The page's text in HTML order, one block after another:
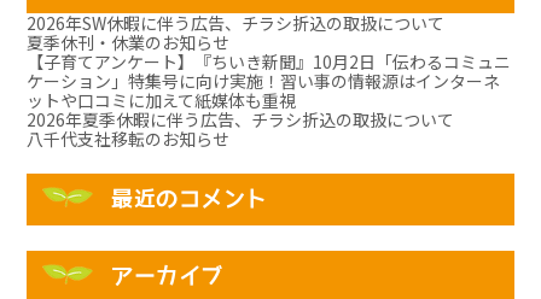
2026年SW休暇に伴う広告、チラシ折込の取扱について
夏季休刊・休業のお知らせ
【子育てアンケート】『ちいき新聞』10月2日「伝わるコミュニ
ケーション」特集号に向け実施！習い事の情報源はインターネ
ットや口コミに加えて紙媒体も重視
2026年夏季休暇に伴う広告、チラシ折込の取扱について
八千代支社移転のお知らせ
最近のコメント
アーカイブ